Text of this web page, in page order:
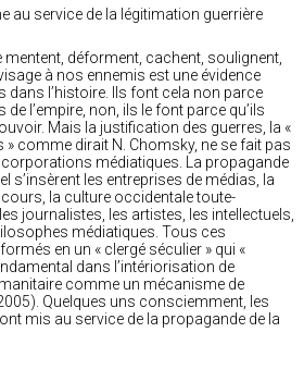
au service de la légitimation guerrière
déforment, cachent, soulignent,
à nos ennemis est une évidence
dans l’histoire. Ils font cela non parce
l’empire, non, ils le font parce qu’ils
Mais la justification des guerres, la «
comme dirait N. Chomsky, ne se fait pas
médiatiques. La propagande
s’insèrent les entreprises de médias, la
la culture occidentale toute-
journalistes, les artistes, les intellectuels,
médiatiques. Tous ces
en un « clergé séculier » qui «
dans l’intériorisation de
comme un mécanisme de
Quelques uns consciemment, les
mis au service de la propagande de la